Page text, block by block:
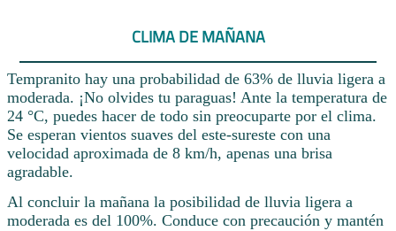
CLIMA DE MAÑANA
Tempranito hay una probabilidad de 63% de lluvia ligera a
moderada. ¡No olvides tu paraguas! Ante la temperatura de
24 °C, puedes hacer de todo sin preocuparte por el clima.
Se esperan vientos suaves del este-sureste con una
velocidad aproximada de 8 km/h, apenas una brisa
agradable.
Al concluir la mañana la posibilidad de lluvia ligera a
moderada es del 100%. Conduce con precaución y mantén